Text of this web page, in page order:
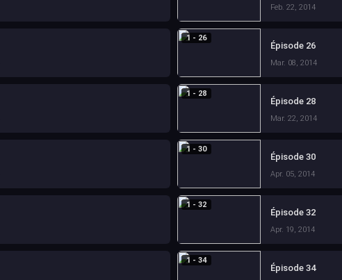
Feb. 22, 2014
1 - 26
Épisode 26
Mar. 08, 2014
1 - 28
Épisode 28
Mar. 22, 2014
1 - 30
Épisode 30
Apr. 05, 2014
1 - 32
Épisode 32
Apr. 19, 2014
1 - 34
Épisode 34